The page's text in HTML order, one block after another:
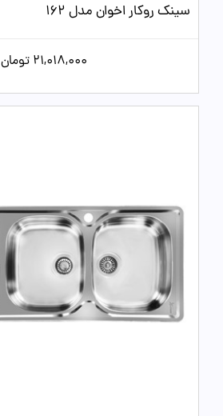
سینک روکار اخوان مدل 162
21,018,000 تومان